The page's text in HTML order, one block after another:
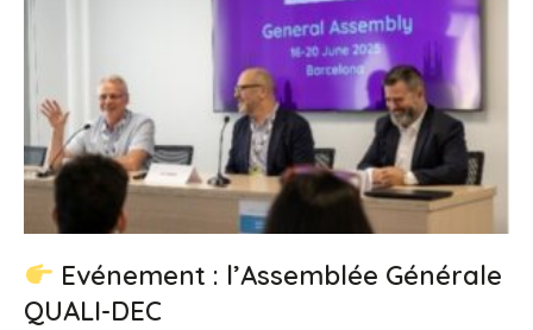
Evénement : l’Assemblée Générale
QUALI-DEC